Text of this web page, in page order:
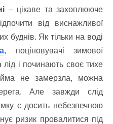
‒ цікаве та захоплююче
від виснажливої
буднів. Як тільки на воді
, поціновувачі зимової
і починають своє тихе
не замерзла, можна
Але завжди слід
є досить небезпечною
ризик провалитися під